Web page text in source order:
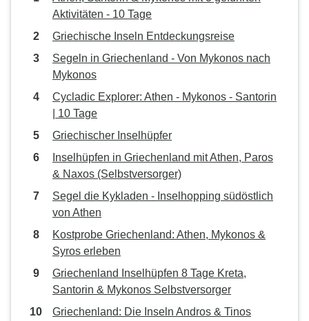
Aktivitäten - 10 Tage
Griechische Inseln Entdeckungsreise
Segeln in Griechenland - Von Mykonos nach
Mykonos
Cycladic Explorer: Athen - Mykonos - Santorin
| 10 Tage
Griechischer Inselhüpfer
Inselhüpfen in Griechenland mit Athen, Paros
& Naxos (Selbstversorger)
Segel die Kykladen - Inselhopping südöstlich
von Athen
Kostprobe Griechenland: Athen, Mykonos &
Syros erleben
Griechenland Inselhüpfen 8 Tage Kreta,
Santorin & Mykonos Selbstversorger
Griechenland: Die Inseln Andros & Tinos